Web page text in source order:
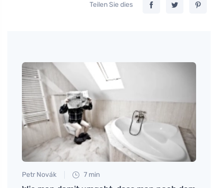
Teilen Sie dies
Petr Novák 7 min